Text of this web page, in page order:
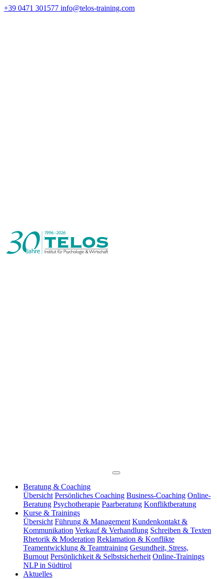
+39 0471 301577 info@telos-training.com
Beratung & Coaching
Übersicht Persönliches Coaching Business-Coaching Online-
Beratung Psychotherapie Paarberatung Konfliktberatung
Kurse & Trainings
Übersicht Führung & Management Kundenkontakt &
Kommunikation Verkauf & Verhandlung Schreiben & Texten
Rhetorik & Moderation Reklamation & Konflikte
Teamentwicklung & Teamtraining Gesundheit, Stress,
Burnout Persönlichkeit & Selbstsicherheit Online-Trainings
NLP in Südtirol
Aktuelles